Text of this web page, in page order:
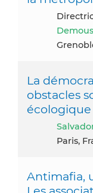
La
obstacles
Paris,
Antimafia,